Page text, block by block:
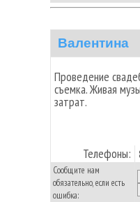
Валентина
Проведение
съемка. Живая
затрат.
Телефоны:
Сообщите нам
обязательно, если есть
ошибка: